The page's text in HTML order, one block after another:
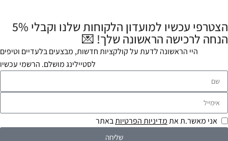
הצטרפי עכשיו למועדון הלקוחות שלנו וקבלי 5%
הנחה לרכישה הראשונה שלך! 💌
היי הראשונה לדעת על קולקציות חדשות, מבצעים בלעדיים וטיפים
לסטיילינג מושלם. הרשמי עכשיו
אני מאשר.ת אתמדיניות הפרטיותבאתר
שליחה